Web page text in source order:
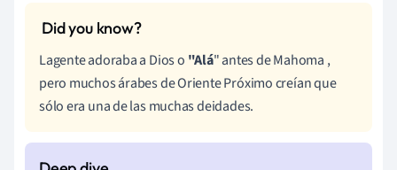
Lagente adoraba a Dios o "Alá"antes de Mahoma ,
pero muchos árabes de Oriente Próximo creían que
sólo era una de las muchas deidades.